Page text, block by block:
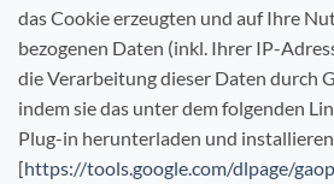
das Cookie erzeugten und auf Ihre
bezogenen Daten (inkl. Ihrer IP-
die Verarbeitung dieser Daten durch
indem sie das unter dem folgenden
Plug-in herunterladen und installieren
[https://tools.google.com/dlpage/